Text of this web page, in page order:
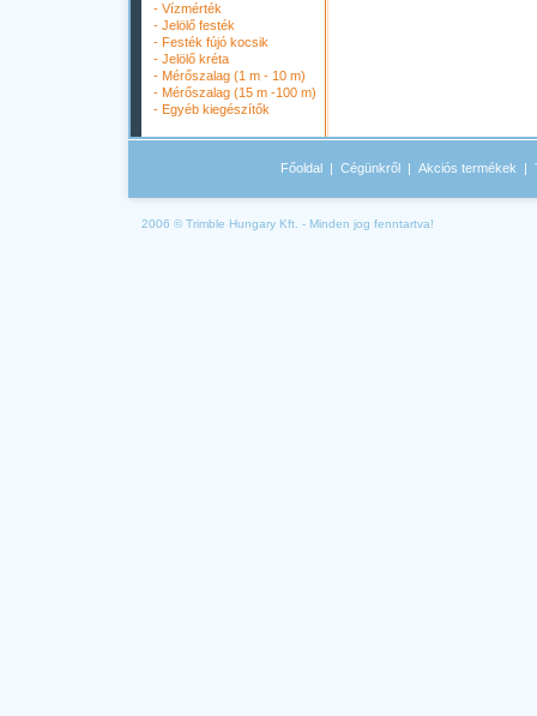
- Vízmérték
- Jelölő festék
- Festék fújó kocsik
- Jelölő kréta
- Mérőszalag (1 m - 10 m)
- Mérőszalag (15 m -100 m)
- Egyéb kiegészítők
Főoldal | Cégünkről | Akciós termékek |
2006 © Trimble Hungary Kft. - Minden jog fenntartva!